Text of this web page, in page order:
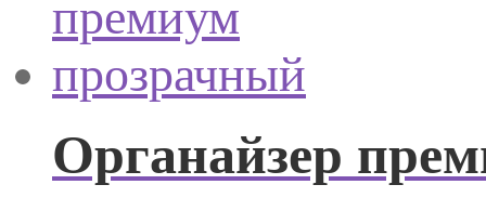
Органайзер